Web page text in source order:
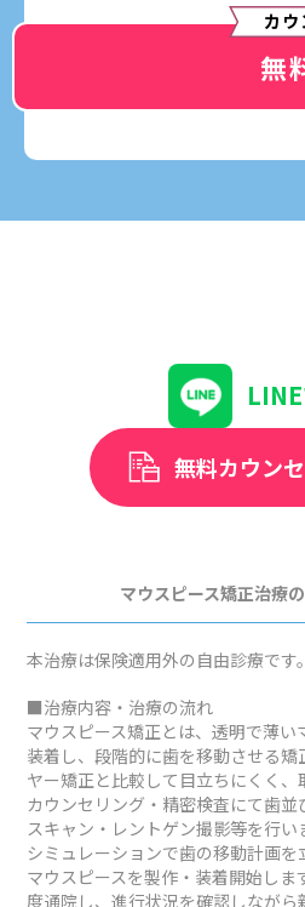
カ
無
無料カウン
マウスピース矯正治療
本治療は保険適用外の自由診療です。
■治療内容・治療の流れ
マウスピース矯正とは、透明で薄
装着し、段階的に歯を移動させる矯
ヤー矯正と比較して目立ちにくく、
カウンセリング・精密検査にて歯
スキャン・レントゲン撮影等を行
シミュレーションで歯の移動計画を
マウスピースを製作・装着開始し
度通院し、進行状況を確認しなが